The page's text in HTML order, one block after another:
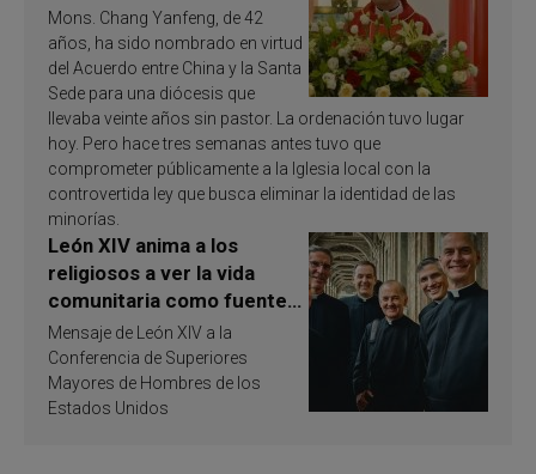
Mons. Chang Yanfeng, de 42
años, ha sido nombrado en virtud
del Acuerdo entre China y la Santa
Sede para una diócesis que
llevaba veinte años sin pastor. La ordenación tuvo lugar
hoy. Pero hace tres semanas antes tuvo que
comprometer públicamente a la Iglesia local con la
controvertida ley que busca eliminar la identidad de las
minorías.
León XIV anima a los
religiosos a ver la vida
comunitaria como fuente
de inspiración y
santificación
Mensaje de León XIV a la
Conferencia de Superiores
Mayores de Hombres de los
Estados Unidos